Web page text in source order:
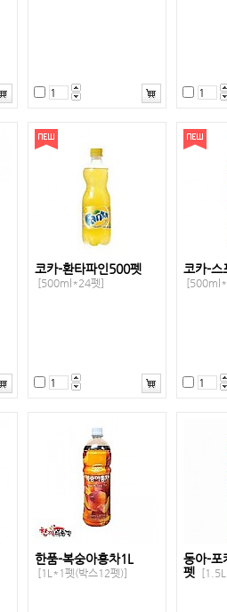
코카-환타파인500펫
[500ml*24펫]
코카-스
한품-복숭아홍차1L
[1L*1펫(박스12펫)]
동아-포
펫